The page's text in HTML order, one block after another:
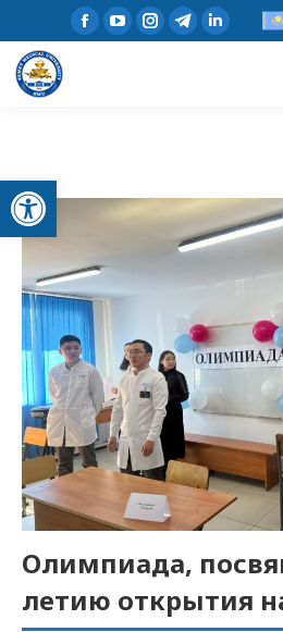
Открыть панель инструментов
Олимпиада,
летию открытия